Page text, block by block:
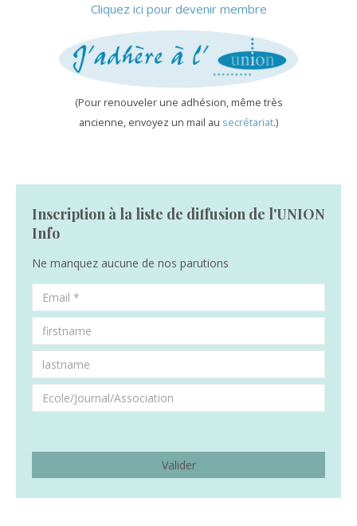
Cliquez ici pour devenir membre
(Pour renouveler une adhésion, même très
ancienne, envoyez un mail au secrétariat.)
Inscription à la liste de diffusion de l'UNION
Info
Ne manquez aucune de nos parutions